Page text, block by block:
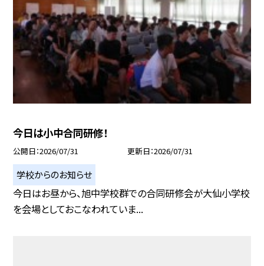
今日は小中合同研修！
公開日 2026/07/31 更新日 2026/07/31
学校からのお知らせ
今日はお昼から、旭中学校群での合同研修会が大仙小学校
を会場としておこなわれていま...